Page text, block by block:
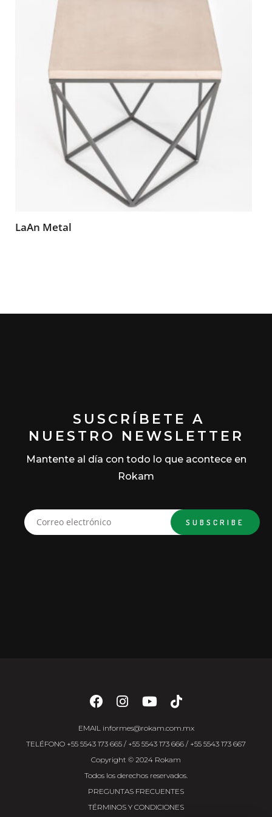
LaAn Metal
SUSCRÍBETE A
NUESTRO NEWSLETTER
Mantente al día con todo lo que acontece en
Rokam
EMAIL informes@rokam.com.mx
TELÉFONO +55 5543 173 665 / +55 5543 173 666 / +55 5543 173 667
Copyright © 2024 Rokam
Todos los derechos reservados.
PREGUNTAS FRECUENTES
TÉRMINOS Y CONDICIONES